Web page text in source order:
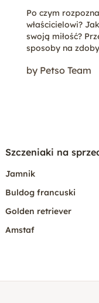
zaufanie?
Po czym
właścicielowi?
swoją miłość?
sposoby na
by Petso Team
Szczeniaki na
Jamnik
Buldog francuski
Golden retriever
Amstaf